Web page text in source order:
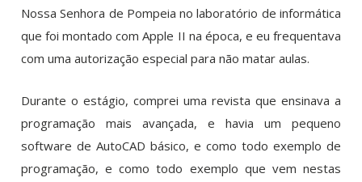
Nossa Senhora de Pompeia no laboratório de informática
que foi montado com Apple II na época, e eu frequentava
com uma autorização especial para não matar aulas.
Durante o estágio, comprei uma revista que ensinava a
programação mais avançada, e havia um pequeno
software de AutoCAD básico, e como todo exemplo de
programação, e como todo exemplo que vem nestas